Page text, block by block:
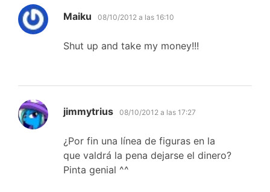
Maiku dice:
08/10/2012 a las 16:10
Shut up and take my money!!!
jimmytrius dice:
08/10/2012 a las 17:27
¿Por fin una línea de figuras en la
que valdrá la pena dejarse el dinero?
Pinta genial ^^